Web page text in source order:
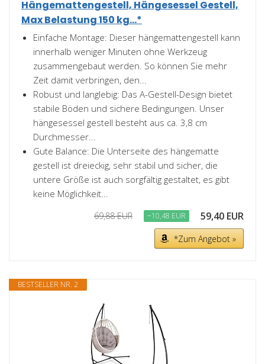
Hängemattengestell, Hängesessel Gestell,
Max Belastung 150 kg...*
Einfache Montage: Dieser hängemattengestell kann
innerhalb weniger Minuten ohne Werkzeug
zusammengebaut werden. So können Sie mehr
Zeit damit verbringen, den...
Robust und langlebig: Das A-Gestell-Design bietet
stabile Böden und sichere Bedingungen. Unser
hängesessel gestell besteht aus ca. 3,8 cm
Durchmesser...
Gute Balance: Die Unterseite des hängematte
gestell ist dreieckig, sehr stabil und sicher, die
untere Größe ist auch sorgfältig gestaltet, es gibt
keine Möglichkeit...
69,88 EUR −10,48 EUR 59,40 EUR
*Zum Angebot »
BESTSELLER NR. 2